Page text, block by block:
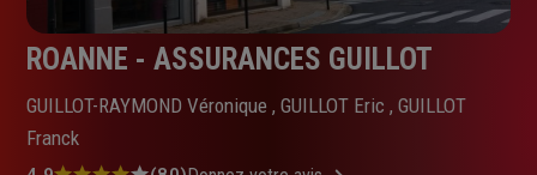
ROANNE - ASSURANCES GUILLOT
GUILLOT-RAYMOND Véronique , GUILLOT Eric , GUILLOT
Franck